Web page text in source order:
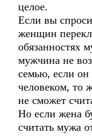
целое.
Если вы
женщин
обязанностях
мужчина не
семью, если он
человеком, то
не сможет
Но если жена
считать мужа